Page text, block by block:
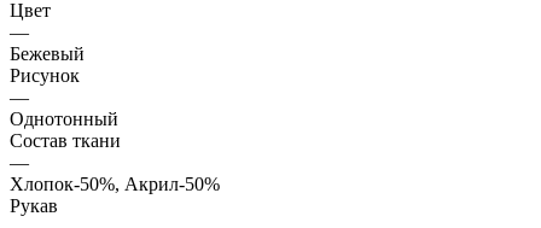
Цвет
—
Бежевый
Рисунок
—
Однотонный
Состав ткани
—
Хлопок-50%, Акрил-50%
Рукав